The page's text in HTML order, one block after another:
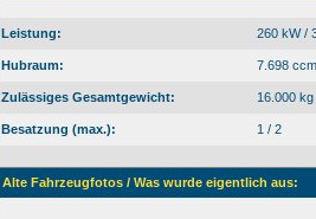
Leistung: 260 kW /
Hubraum: 7.698 ccm
Zulässiges Gesamtgewicht: 16.000 kg
Besatzung (max.): 1 / 2
Alte Fahrzeugfotos / Was wurde eigentlich aus: